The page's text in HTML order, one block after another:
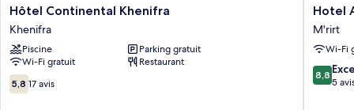
Hôtel
Continental
Khenifra
Khenifra
Hôtel Continental Khenifra
Khenifra
Piscine
Parking gratuit
Wi-Fi gratuit
Restaurant
5.8
sur
5,8 17 avis
Hotel
Azaghar
M'rirt
Hotel
M'rirt
Wi-Fi
8.8
sur
8,8
5